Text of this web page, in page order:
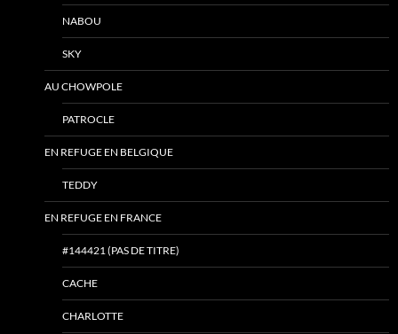
NABOU
SKY
AU CHOWPOLE
PATROCLE
EN REFUGE EN BELGIQUE
TEDDY
EN REFUGE EN FRANCE
#144421 (PAS DE TITRE)
CACHE
CHARLOTTE